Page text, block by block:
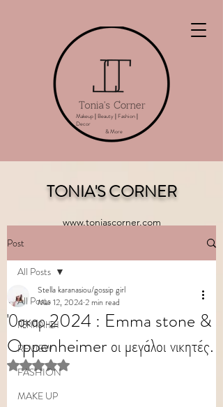
Makeup|Beauty|Fashion|
Decor
& More
TONIA'S CORNER
www.toniascorner.com
Post
All Posts
ΠΕΡΙΠΟΙΗΣΗ
REVIEW
FASHION
MAKE UP
All Posts
Όσκαρ 2024 : Emma stone &
Oppenheimer οι μεγάλοι νικητές.
Stella karanasiou/gossip girl
Mar 12, 20242 min read
Rated NaN out of 5 stars.